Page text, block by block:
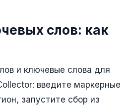
слов: как
и ключевые слова для
введите маркерные
запустите сбор из